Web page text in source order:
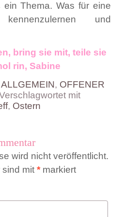
Thema. Was für eine
und
bring sie mit, teile sie
rin, Sabine
ALLGEMEIN, OFFENER
mit
, Ostern
wird nicht veröffentlicht.
sind mit *markiert